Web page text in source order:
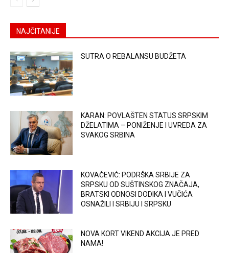
NAJČITANIJE
SUTRA O REBALANSU BUDŽETA
KARAN: POVLAŠTEN STATUS SRPSKIM
DŽELATIMA – PONIŽENJE I UVREDA ZA
SVAKOG SRBINA
KOVAČEVIĆ: PODRŠKA SRBIJE ZA
SRPSKU OD SUŠTINSKOG ZNAČAJA,
BRATSKI ODNOSI DODIKA I VUČIĆA
OSNAŽILI I SRBIJU I SRPSKU
NOVA KORT VIKEND AKCIJA JE PRED
NAMA!